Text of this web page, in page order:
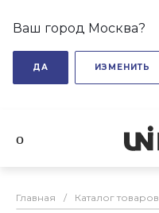
Ваш город Москва?
ДА ИЗМЕНИТЬ
Главная / Каталог товаров